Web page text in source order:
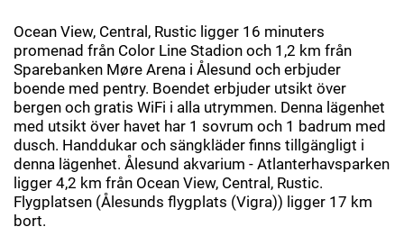
Ocean View, Central, Rustic ligger 16 minuters
promenad från Color Line Stadion och 1,2 km från
Sparebanken Møre Arena i Ålesund och erbjuder
boende med pentry. Boendet erbjuder utsikt över
bergen och gratis WiFi i alla utrymmen. Denna lägenhet
med utsikt över havet har 1 sovrum och 1 badrum med
dusch. Handdukar och sängkläder finns tillgängligt i
denna lägenhet. Ålesund akvarium - Atlanterhavsparken
ligger 4,2 km från Ocean View, Central, Rustic.
Flygplatsen (Ålesunds flygplats (Vigra)) ligger 17 km
bort.